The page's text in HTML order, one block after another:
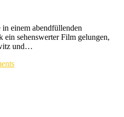
einem abendfüllenden
sehenswerter Film gelungen,
und…